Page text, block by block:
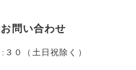
問い合わせ
０（土日祝除く）